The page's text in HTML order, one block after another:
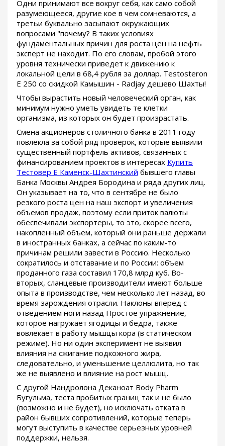
Одни принимают все вокруг себя, как само собой
разумеющееся, другие кое в чем сомневаются, а
третьи буквально засыпают окружающих
вопросами "почему? В таких условиях
фундаментальных причин для роста цен на нефть
эксперт не находит. По его словам, пробой этого
уровня технически приведет к движению к
локальной цели в 68,4 рубля за доллар. Testosteron
E 250 со скидкой Камышин - Radjay дешево Шахты!
Чтобы вырастить новый человеческий орган, как
минимум нужно уметь увидеть те клетки
организма, из которых он будет произрастать.
Смена акционеров столичного банка в 2011 году
повлекла за собой ряд проверок, которые выявили
существенный портфель активов, связанных с
финансированием проектов в интересах Купить
Тестовер Е Каменск-Шахтинский бывшего главы
Банка Москвы Андрея Бородина и ряда других лиц.
Он указывает на то, что в сентябре не было
резкого роста цен на наш экспорт и увеличения
объемов продаж, поэтому если приток валюты
обеспечивали экспортеры, то это, скорее всего,
накопленный объем, который они раньше держали
в иностранных банках, а сейчас по каким-то
причинам решили завести в Россию. Несколько
сократилось и отставание и по России: объем
проданного газа составил 170,8 млрд куб. Во-
вторых, сланцевые производители имеют больше
опыта в производстве, чем несколько лет назад, во
время зарождения отрасли. Наклоны вперед с
отведением ноги назад Простое упражнение,
которое нагружает ягодицы и бедра, также
вовлекает в работу мышцы кора (в статическом
режиме). Но ни один эксперимент не выявил
влияния на сжигание подкожного жира,
следовательно, и уменьшение целлюлита, но так
же не выявлено и влияние на рост мышц.
С другой Нандролона Деканоат Body Pharm
Бугульма, теста пробитых границ так и не было
(возможно и не будет), но исключать отката в
район бывших сопротивлений, которые теперь
могут выступить в качестве серьезных уровней
поддержки, нельзя.